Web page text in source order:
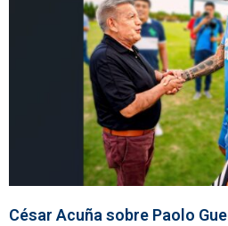
César Acuña sobre Paolo